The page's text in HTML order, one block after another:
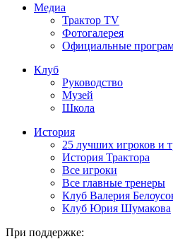
Медиа
Трактор TV
Фотогалерея
Официальные
Клуб
Руководство
Музей
Школа
История
25 лучших игроков и
История Трактора
Все игроки
Все главные тренеры
Клуб Валерия
Клуб Юрия Шумакова
При поддержке: